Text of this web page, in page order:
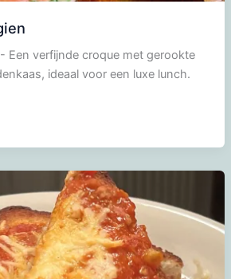
Een verfijnde croque met gerookte
ideaal voor een luxe lunch.